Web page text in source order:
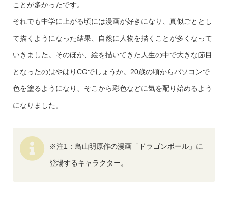
ことが多かったです。
それでも中学に上がる頃には漫画が好きになり、真似ごととし
て描くようになった結果、自然に人物を描くことが多くなって
いきました。そのほか、絵を描いてきた人生の中で大きな節目
となったのはやはりCGでしょうか。20歳の頃からパソコンで
色を塗るようになり、そこから彩色などに気を配り始めるよう
になりました。
※注1：鳥山明原作の漫画「ドラゴンボール」に
登場するキャラクター。